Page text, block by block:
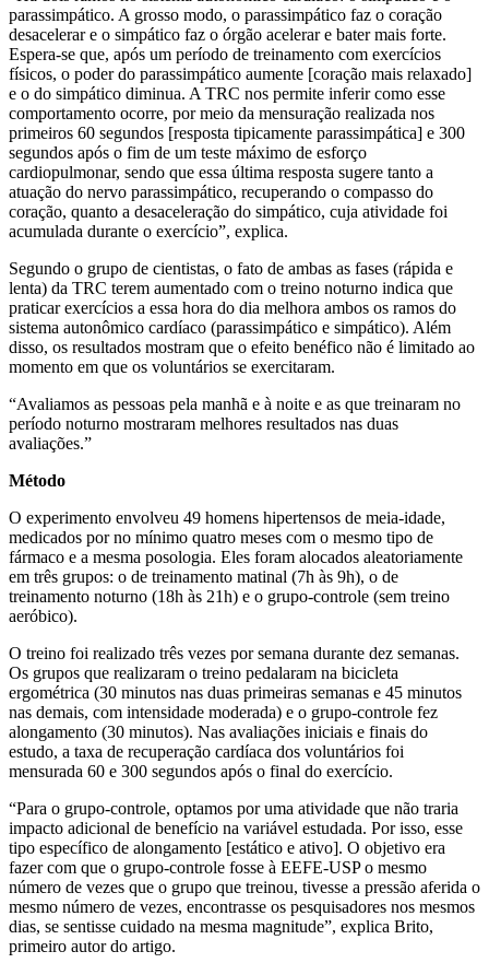
parassimpático. A grosso modo, o parassimpático faz o coração
desacelerar e o simpático faz o órgão acelerar e bater mais forte.
Espera-se que, após um período de treinamento com exercícios
físicos, o poder do parassimpático aumente [coração mais relaxado]
e o do simpático diminua. A TRC nos permite inferir como esse
comportamento ocorre, por meio da mensuração realizada nos
primeiros 60 segundos [resposta tipicamente parassimpática] e 300
segundos após o fim de um teste máximo de esforço
cardiopulmonar, sendo que essa última resposta sugere tanto a
atuação do nervo parassimpático, recuperando o compasso do
coração, quanto a desaceleração do simpático, cuja atividade foi
acumulada durante o exercício”, explica.
Segundo o grupo de cientistas, o fato de ambas as fases (rápida e
lenta) da TRC terem aumentado com o treino noturno indica que
praticar exercícios a essa hora do dia melhora ambos os ramos do
sistema autonômico cardíaco (parassimpático e simpático). Além
disso, os resultados mostram que o efeito benéfico não é limitado ao
momento em que os voluntários se exercitaram.
“Avaliamos as pessoas pela manhã e à noite e as que treinaram no
período noturno mostraram melhores resultados nas duas
avaliações.”
Método
O experimento envolveu 49 homens hipertensos de meia-idade,
medicados por no mínimo quatro meses com o mesmo tipo de
fármaco e a mesma posologia. Eles foram alocados aleatoriamente
em três grupos: o de treinamento matinal (7h às 9h), o de
treinamento noturno (18h às 21h) e o grupo-controle (sem treino
aeróbico).
O treino foi realizado três vezes por semana durante dez semanas.
Os grupos que realizaram o treino pedalaram na bicicleta
ergométrica (30 minutos nas duas primeiras semanas e 45 minutos
nas demais, com intensidade moderada) e o grupo-controle fez
alongamento (30 minutos). Nas avaliações iniciais e finais do
estudo, a taxa de recuperação cardíaca dos voluntários foi
mensurada 60 e 300 segundos após o final do exercício.
“Para o grupo-controle, optamos por uma atividade que não traria
impacto adicional de benefício na variável estudada. Por isso, esse
tipo específico de alongamento [estático e ativo]. O objetivo era
fazer com que o grupo-controle fosse à EEFE-USP o mesmo
número de vezes que o grupo que treinou, tivesse a pressão aferida o
mesmo número de vezes, encontrasse os pesquisadores nos mesmos
dias, se sentisse cuidado na mesma magnitude”, explica Brito,
primeiro autor do artigo.